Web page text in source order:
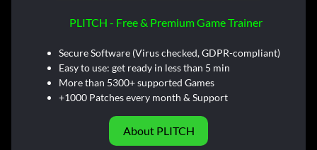
PLITCH - Free & Premium Game Trainer
Secure Software (Virus checked, GDPR-compliant)
Easy to use: get ready in less than 5 min
More than 5300+ supported Games
+1000 Patches every month & Support
About PLITCH